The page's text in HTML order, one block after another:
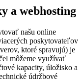
a webhosting
našu online
poskytovateľov
ktoré spravujú) je
môžeme využívať
kapacity, úložisko a
údržbové